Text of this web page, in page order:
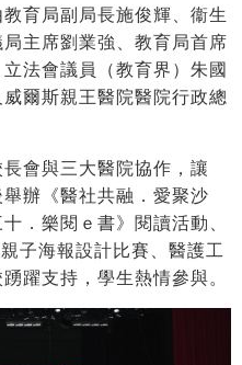
育局副局長施俊輝、衞生
主席劉業強、教育局首席
法會議員（教育界）朱國
爾斯親王醫院醫院行政總
會與三大醫院協作，讓
辦《醫社共融．愛聚沙
．樂閱ｅ書》閱讀活動、
子海報設計比賽、醫護工
躍支持，學生熱情參與。